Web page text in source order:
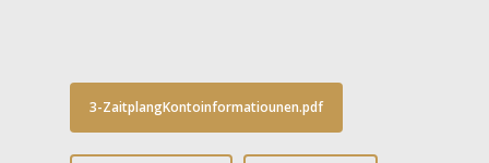
3-ZaitplangKontoinformatiounen.pdf